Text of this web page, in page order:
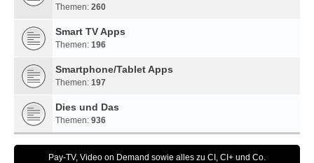
Themen: 260
Smart TV Apps
Themen: 196
Smartphone/Tablet Apps
Themen: 197
Dies und Das
Themen: 936
Pay-TV, Video on Demand sowie alles zu CI, CI+ und Co.